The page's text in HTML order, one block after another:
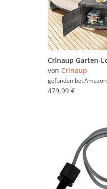
von Crlnaup
gefunden bei Amazon
479,99 €